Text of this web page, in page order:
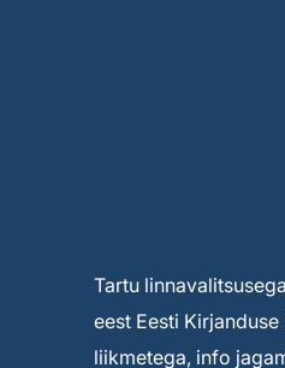
Tartu
eest Eesti
liikmetega, info